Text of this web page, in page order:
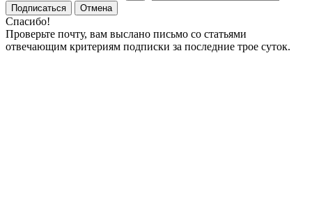
Подписаться
Отмена
Спасибо!
Проверьте почту, вам выслано письмо со статьями
отвечающим критериям подписки за последние трое суток.